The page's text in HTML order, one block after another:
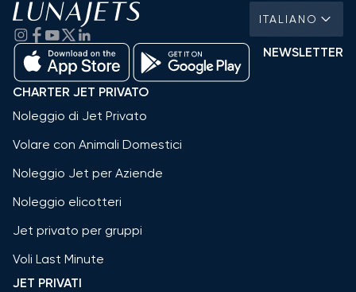
ITALIANO
NEWSLETTER
CHARTER JET PRIVATO
Noleggio di Jet Privato
Volare con Animali Domestici
Noleggio Jet per Aziende
Noleggio elicotteri
Jet privato per gruppi
Voli Last Minute
JET PRIVATI